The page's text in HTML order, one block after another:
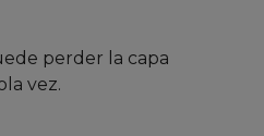
perder la capa
vez.